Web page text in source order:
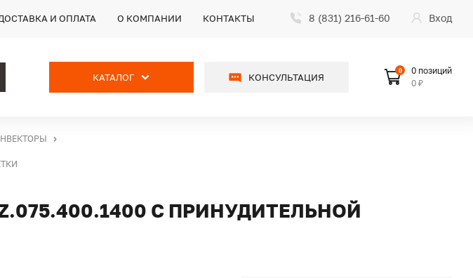
И ОПЛАТА О КОМПАНИИ КОНТАКТЫ 8 (831) 216-61-60 Вход
КАТАЛОГ КОНСУЛЬТАЦИЯ
0
0 позиций
0 ₽
С ПРИНУДИТЕЛЬНОЙ